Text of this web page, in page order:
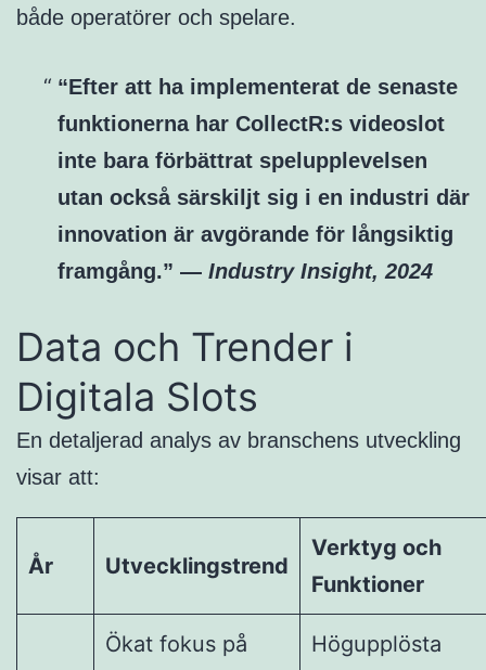
både operatörer och spelare.
“Efter att ha implementerat de senaste
funktionerna har CollectR:s videoslot
inte bara förbättrat spelupplevelsen
utan också särskiljt sig i en industri där
innovation är avgörande för långsiktig
framgång.” — Industry Insight, 2024
Data och Trender i
Digitala Slots
En detaljerad analys av branschens utveckling
visar att:
År Utvecklingstrend
Verktyg och
Funktioner
Ökat fokus på
Högupplösta